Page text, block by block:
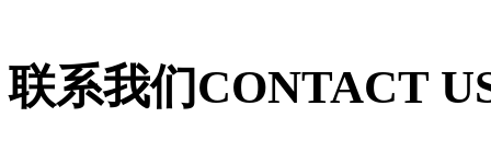
联系我们CONTACT